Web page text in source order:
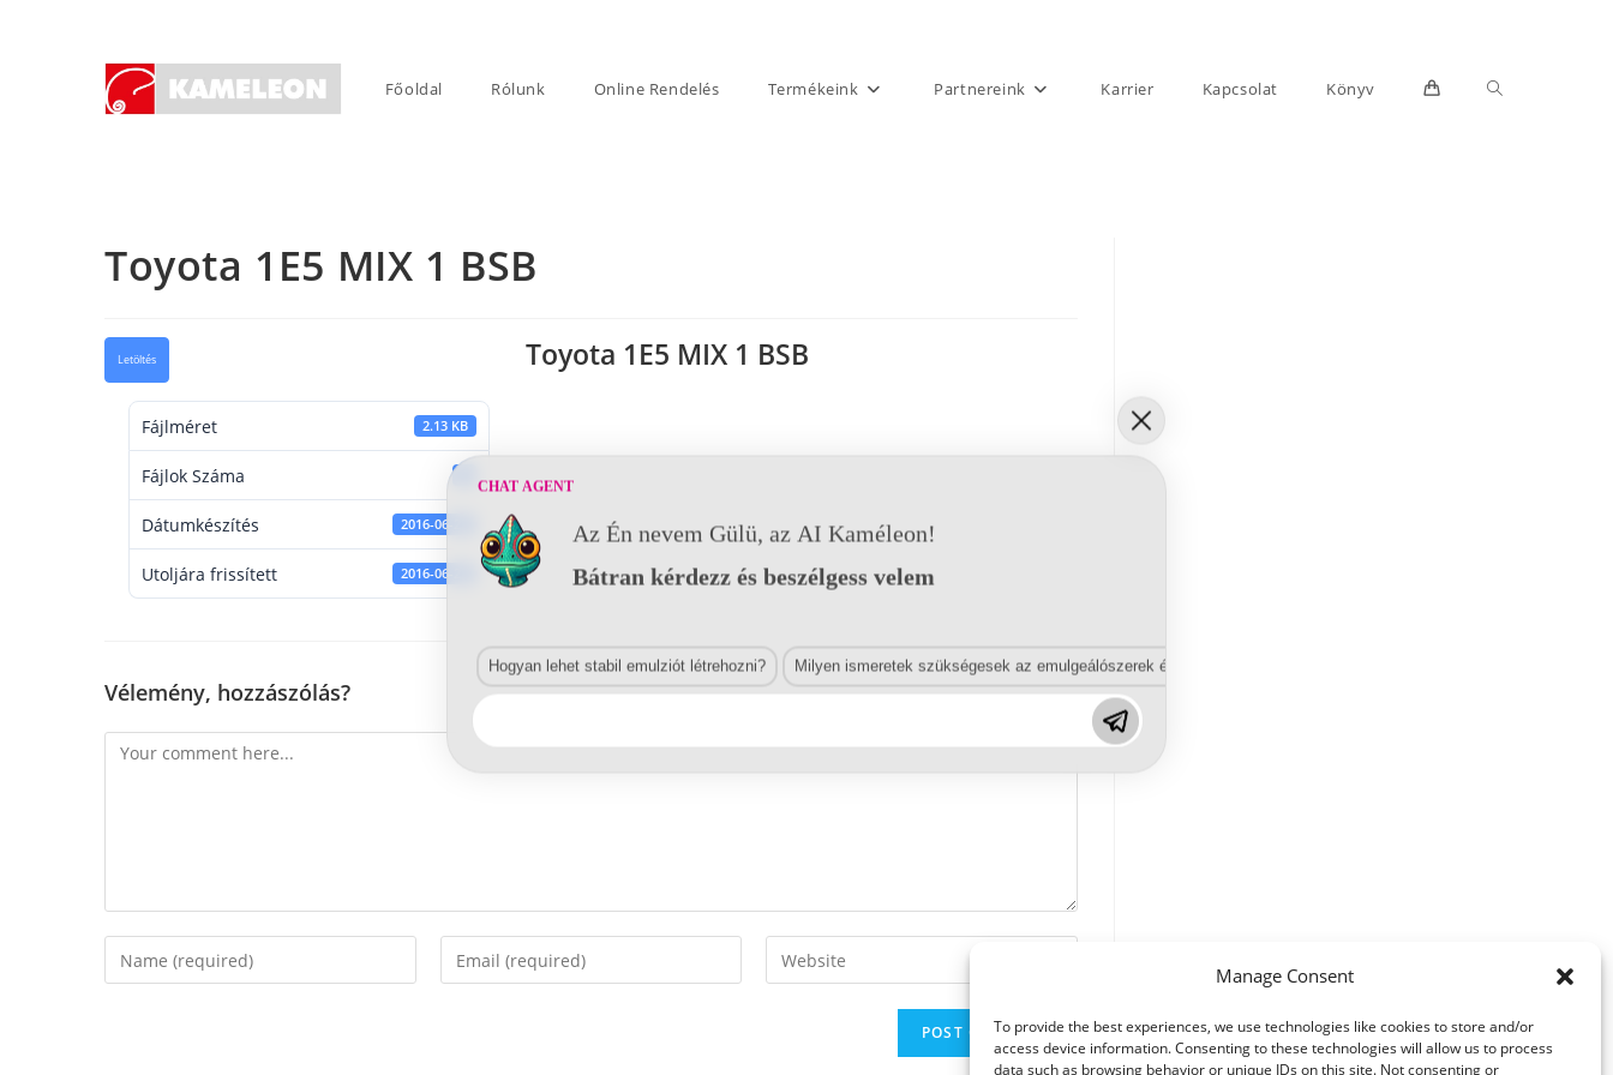
Manage Consent
To provide the best experiences, we use technologies like cookies to store and/or
access device information. Consenting to these technologies will allow us to process
data such as browsing behavior or unique IDs on this site. Not consenting or
Főoldal Rólunk Online Rendelés Termékeink Partnereink Karrier Kapcsolat Könyv Toggle
Toyota 1E5 MIX 1 BSB
Letöltés
Fájlméret 2.13 KB
Fájlok Száma
Dátumkészítés 2016-06-22
Utoljára frissített 2016-06-22
Toyota 1E5 MIX 1 BSB
Vélemény, hozzászólás?
Comment
Enter
your
Enter
your
Enter
your
CHAT AGENT
Az Én nevem Gülü, az AI Kaméleon!
Bátran kérdezz és beszélgess velem
Hogyan lehet stabil emulziót létrehozni? Milyen ismeretek szükségesek az emulgeálószerek és diszpergálószerek terén?